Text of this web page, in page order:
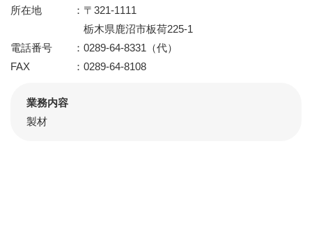
所在地
〒321-1111
栃木県鹿沼市板荷225-1
電話番号
0289-64-8331（代）
FAX
0289-64-8108
業務内容
製材